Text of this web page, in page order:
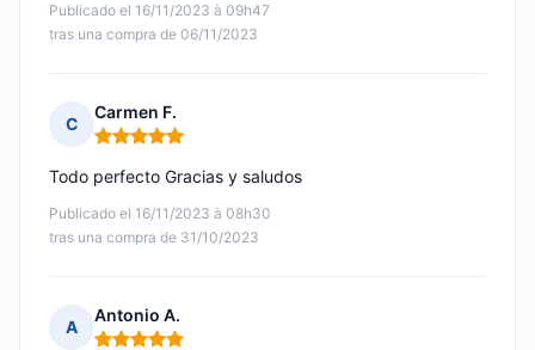
Publicado el 16/11/2023 à 09h47
tras una compra de 06/11/2023
C
Carmen F.
Nota: 5 de 5
Publicado el 16/11/2023 à 08h30
tras una compra de 31/10/2023
Todo perfecto Gracias y saludos
A
Antonio A.